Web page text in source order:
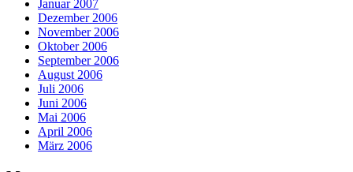
Januar 2007
Dezember 2006
November 2006
Oktober 2006
September 2006
August 2006
Juli 2006
Juni 2006
Mai 2006
April 2006
März 2006